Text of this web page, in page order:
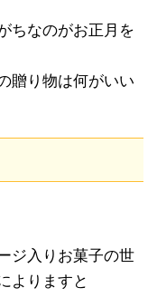
ちなのがお正月を
贈り物は何がいい
ジ入りお菓子の世
よりますと